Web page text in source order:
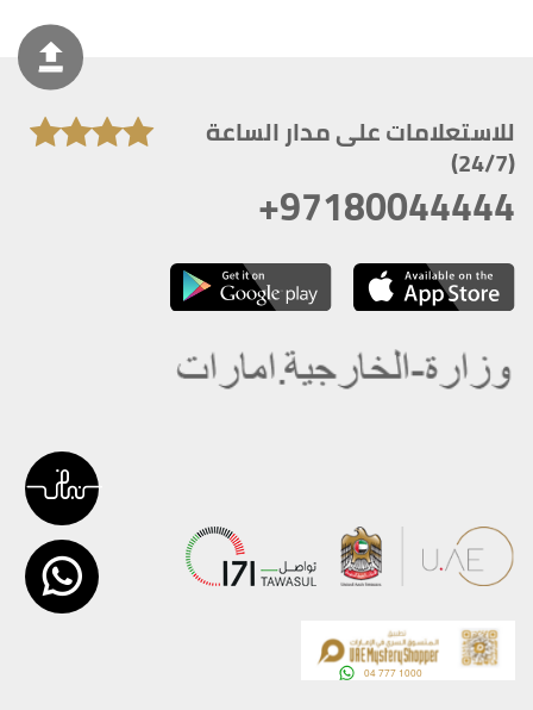
للاستعلامات على مدار الساعة
(24/7)
+97180044444